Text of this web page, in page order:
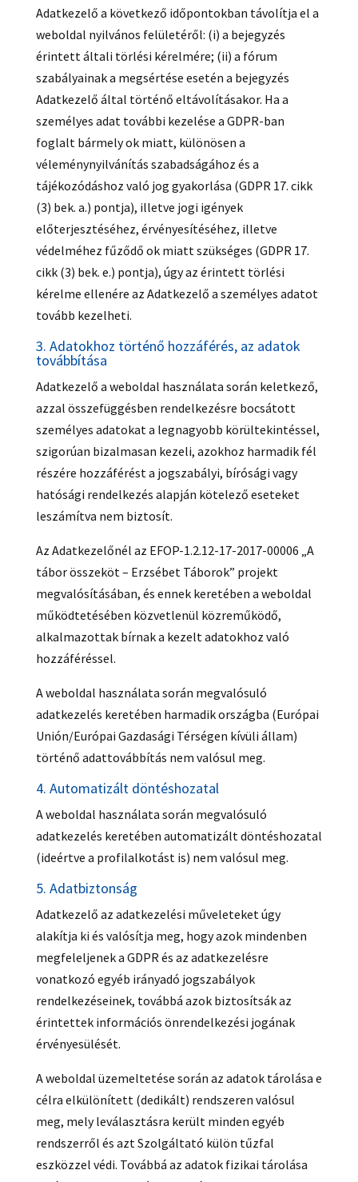
Adatkezelő a következő időpontokban távolítja el a
weboldal nyilvános felületéről: (i) a bejegyzés
érintett általi törlési kérelmére; (ii) a fórum
szabályainak a megsértése esetén a bejegyzés
Adatkezelő által történő eltávolításakor. Ha a
személyes adat további kezelése a GDPR-ban
foglalt bármely ok miatt, különösen a
véleménynyilvánítás szabadságához és a
tájékozódáshoz való jog gyakorlása (GDPR 17. cikk
(3) bek. a.) pontja), illetve jogi igények
előterjesztéséhez, érvényesítéséhez, illetve
védelméhez fűződő ok miatt szükséges (GDPR 17.
cikk (3) bek. e.) pontja), úgy az érintett törlési
kérelme ellenére az Adatkezelő a személyes adatot
tovább kezelheti.
3. Adatokhoz történő hozzáférés, az adatok
továbbítása
Adatkezelő a weboldal használata során keletkező,
azzal összefüggésben rendelkezésre bocsátott
személyes adatokat a legnagyobb körültekintéssel,
szigorúan bizalmasan kezeli, azokhoz harmadik fél
részére hozzáférést a jogszabályi, bírósági vagy
hatósági rendelkezés alapján kötelező eseteket
leszámítva nem biztosít.
Az Adatkezelőnél az EFOP-1.2.12-17-2017-00006 „A
tábor összeköt – Erzsébet Táborok” projekt
megvalósításában, és ennek keretében a weboldal
működtetésében közvetlenül közreműködő,
alkalmazottak bírnak a kezelt adatokhoz való
hozzáféréssel.
A weboldal használata során megvalósuló
adatkezelés keretében harmadik országba (Európai
Unión/Európai Gazdasági Térségen kívüli állam)
történő adattovábbítás nem valósul meg.
4. Automatizált döntéshozatal
A weboldal használata során megvalósuló
adatkezelés keretében automatizált döntéshozatal
(ideértve a profilalkotást is) nem valósul meg.
5. Adatbiztonság
Adatkezelő az adatkezelési műveleteket úgy
alakítja ki és valósítja meg, hogy azok mindenben
megfeleljenek a GDPR és az adatkezelésre
vonatkozó egyéb irányadó jogszabályok
rendelkezéseinek, továbbá azok biztosítsák az
érintettek információs önrendelkezési jogának
érvényesülését.
A weboldal üzemeltetése során az adatok tárolása e
célra elkülönített (dedikált) rendszeren valósul
meg, mely leválasztásra került minden egyéb
rendszerről és azt Szolgáltató külön tűzfal
eszközzel védi. Továbbá az adatok fizikai tárolása